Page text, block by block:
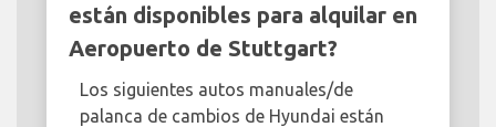
están disponibles para alquilar en
Aeropuerto de Stuttgart?
Los siguientes autos manuales/de
palanca de cambios de Hyundai están